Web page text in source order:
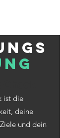
ist die
deine
und dein